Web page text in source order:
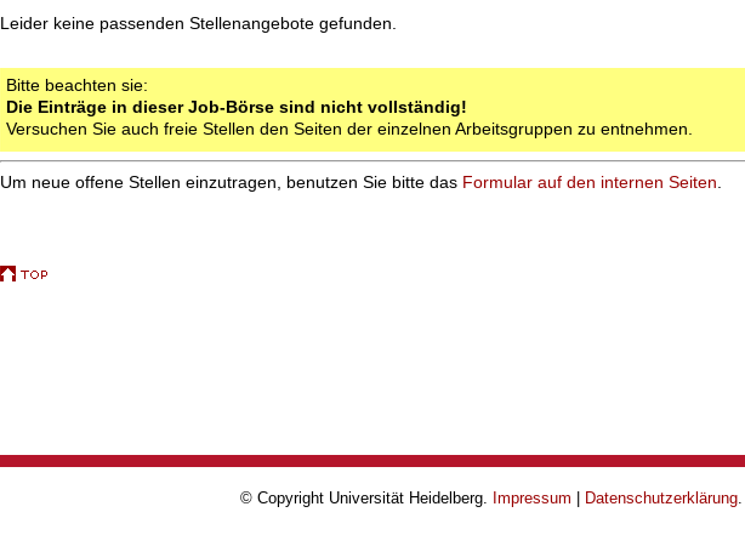
Leider keine passenden Stellenangebote gefunden.
Bitte beachten sie:
Die Einträge in dieser Job-Börse sind nicht vollständig!
Versuchen Sie auch freie Stellen den Seiten der einzelnen Arbeitsgruppen zu entnehmen.
Um neue offene Stellen einzutragen, benutzen Sie bitte das Formular auf den internen Seiten.
© Copyright Universität Heidelberg. Impressum Datenschutzerklärung.